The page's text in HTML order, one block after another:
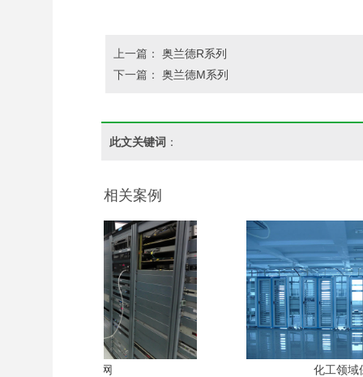
上一篇： 奥兰德R系列
下一篇： 奥兰德M系列
此文关键词 ：
相关案例
化工领域保障